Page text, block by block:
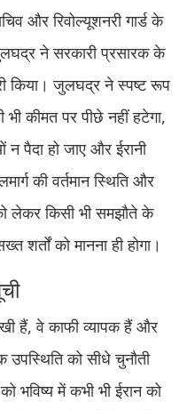
और रिवोल्यूशनरी गार्ड के
ने सरकारी प्रसारक के
किया। जुलघद्र ने स्पष्ट रूप
कीमत पर पीछे नहीं हटेगा,
न पैदा हो जाए और ईरानी
की वर्तमान स्थिति और
लेकर किसी भी समझौते के
शर्तों को मानना ही होगा।
हैं, वे काफी व्यापक हैं और
उपस्थिति को सीधे चुनौती
भविष्य में कभी भी ईरान को